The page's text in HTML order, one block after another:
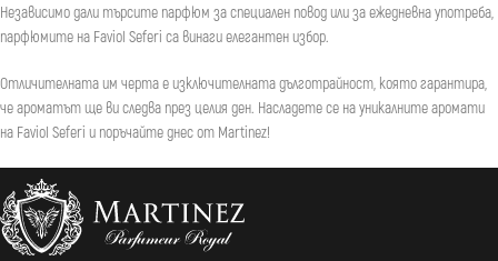
Независимо дали търсите парфюм за специален повод или за ежедневна употреба,
парфюмите на Faviol Seferi са винаги елегантен избор.
Отличителната им черта е изключителната дълготрайност, която гарантира,
че ароматът ще ви следва през целия ден. Насладете се на уникалните аромати
на Faviol Seferi и поръчайте днес от Martinez!